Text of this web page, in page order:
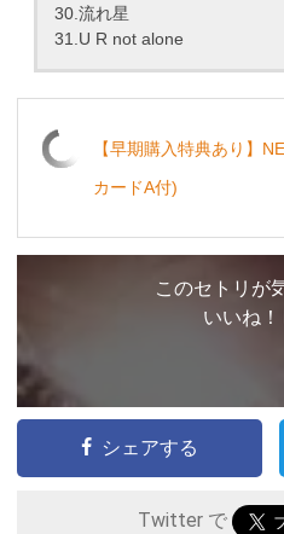
30.流れ星
31.U R not alone
【早期購入特典あり】
カードA付)
このセトリが
いいね！
シェアする
Twitter で